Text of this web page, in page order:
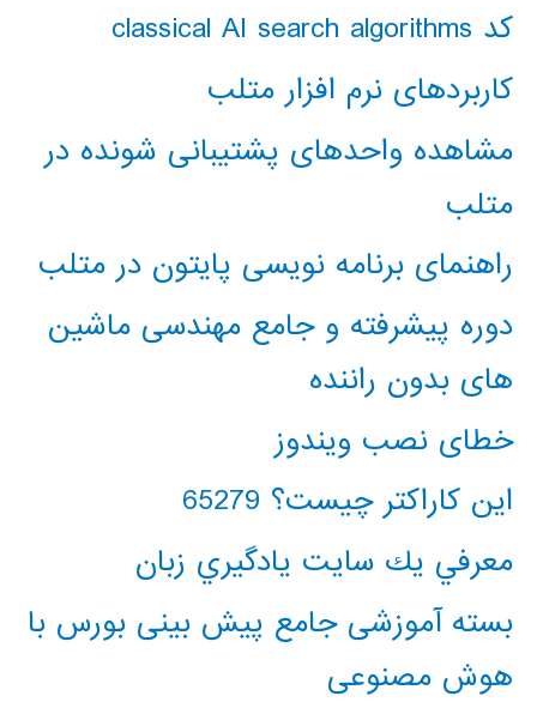
کد classical AI search algorithms
کاربردهای نرم افزار متلب
مشاهده واحدهای پشتیبانی شونده در
متلب
راهنمای برنامه نویسی پایتون در متلب
دوره پیشرفته و جامع مهندسی ماشین
های بدون راننده
خطای نصب ویندوز
این کاراکتر چیست؟ 65279
معرفي يك سايت يادگيري زبان
بسته آموزشی جامع پیش بینی بورس با
هوش مصنوعی